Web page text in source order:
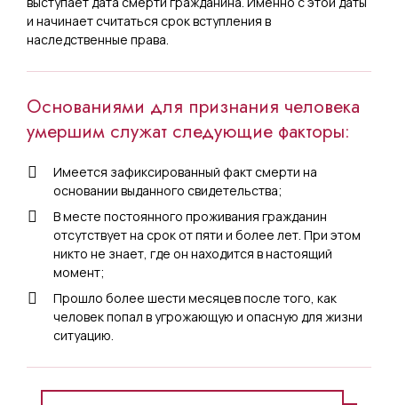
и начинает считаться срок вступления в
наследственные права.
Основаниями для признания человека
умершим служат следующие факторы:
Имеется зафиксированный факт смерти на
основании выданного свидетельства;
В месте постоянного проживания гражданин
отсутствует на срок от пяти и более лет. При этом
никто не знает, где он находится в настоящий
момент;
Прошло более шести месяцев после того, как
человек попал в угрожающую и опасную для жизни
ситуацию.